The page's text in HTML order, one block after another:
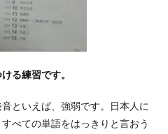
る練習です。
といえば、強弱です。日本人に
べての単語をはっきりと言おう